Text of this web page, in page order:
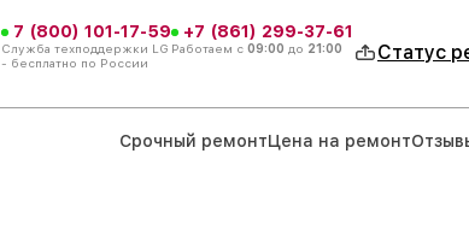
7 (800) 101-17-59
Служба техподдержки LG
- бесплатно по России
+7 (861) 299-37-61
Работаем с 09:00 до 21:00 Статус
Срочный ремонтЦена на ремонт